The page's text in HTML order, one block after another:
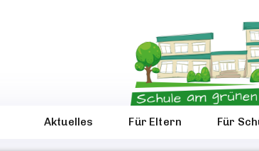
Aktuelles Für Eltern Für